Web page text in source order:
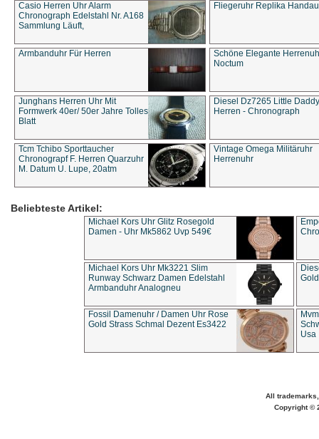
Casio Herren Uhr Alarm
Chronograph Edelstahl Nr. A168
Sammlung Läuft,
Fliegeruhr Replika
Armbanduhr Für Herren
Schöne Elegante
Noctum
Junghans Herren Uhr Mit
Formwerk 40er/ 50er Jahre Tolles
Blatt
Diesel Dz7265 Little Daddy
Herren - Chronograph
Tcm Tchibo Sporttaucher
Chronograpf F. Herren Quarzuhr
M. Datum U. Lupe, 20atm
Vintage Omega Militäruhr
Herrenuhr
Beliebteste Artikel:
Michael Kors Uhr Glitz Rosegold
Damen - Uhr Mk5862 Uvp 549€
Michael Kors Uhr Mk3221 Slim
Runway Schwarz Damen Edelstahl
Armbanduhr Analogneu
Fossil Damenuhr / Damen Uhr Rose
Gold Strass Schmal Dezent Es3422
Usa
All
Copyright ©